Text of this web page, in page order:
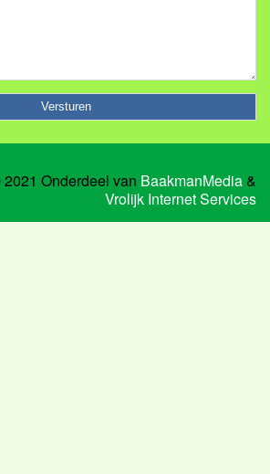
Onderdeel van BaakmanMedia &
Vrolijk Internet Services